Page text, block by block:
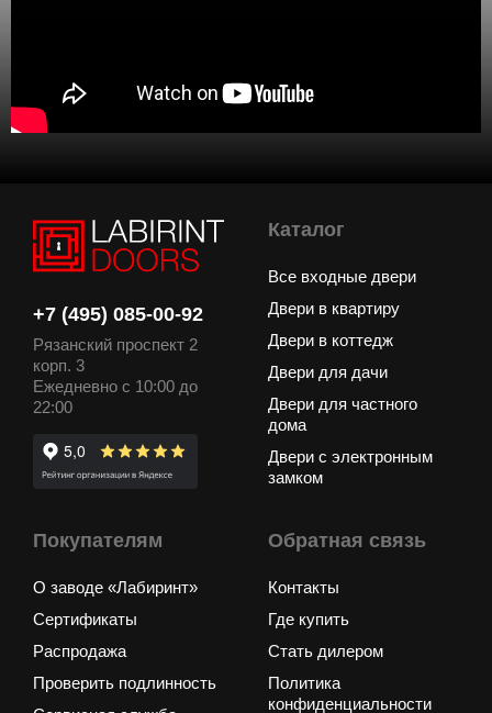
+7 (495) 085-00-92
Рязанский проспект 2
корп. 3
Ежедневно с 10:00 до
22:00
Каталог
Все входные двери
Двери в квартиру
Двери в коттедж
Двери для дачи
Двери для частного
дома
Двери с электронным
замком
Покупателям
О заводе «Лабиринт»
Сертификаты
Распродажа
Проверить подлинность
Обратная связь
Контакты
Где купить
Стать дилером
Политика
конфиденциальности